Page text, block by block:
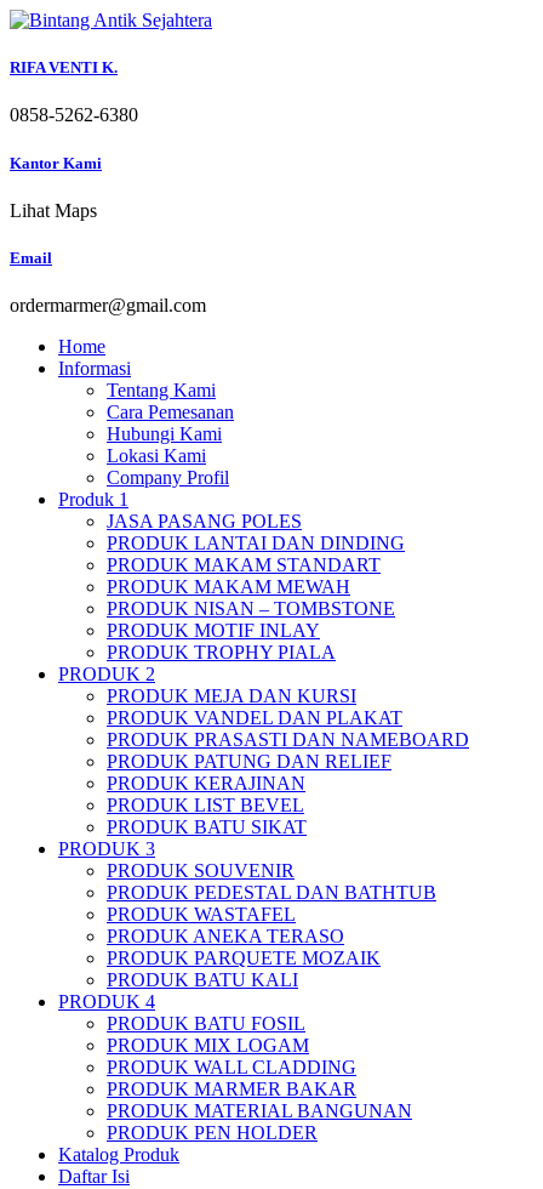
Skip
content
RIFA VENTI K.
0858-5262-6380
Kantor Kami
Lihat Maps
Email
ordermarmer@gmail.com
Home
Informasi
Tentang Kami
Cara Pemesanan
Hubungi Kami
Lokasi Kami
Company Profil
Produk 1
JASA PASANG POLES
PRODUK LANTAI DAN DINDING
PRODUK MAKAM STANDART
PRODUK MAKAM MEWAH
PRODUK NISAN – TOMBSTONE
PRODUK MOTIF INLAY
PRODUK TROPHY PIALA
PRODUK 2
PRODUK MEJA DAN KURSI
PRODUK VANDEL DAN PLAKAT
PRODUK PRASASTI DAN NAMEBOARD
PRODUK PATUNG DAN RELIEF
PRODUK KERAJINAN
PRODUK LIST BEVEL
PRODUK BATU SIKAT
PRODUK 3
PRODUK SOUVENIR
PRODUK PEDESTAL DAN BATHTUB
PRODUK WASTAFEL
PRODUK ANEKA TERASO
PRODUK PARQUETE MOZAIK
PRODUK BATU KALI
PRODUK 4
PRODUK BATU FOSIL
PRODUK MIX LOGAM
PRODUK WALL CLADDING
PRODUK MARMER BAKAR
PRODUK MATERIAL BANGUNAN
PRODUK PEN HOLDER
Katalog Produk
Daftar Isi